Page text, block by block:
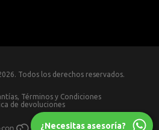
¿Necesitas asesoría?
Todos los derechos reservados.
Términos y Condiciones
de devoluciones